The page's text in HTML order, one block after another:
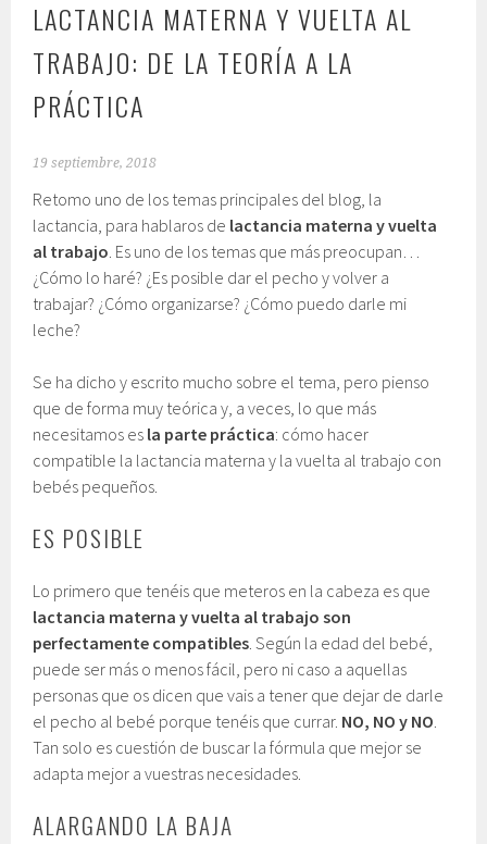
LACTANCIA MATERNA Y VUELTA AL
TRABAJO: DE LA TEORÍA A LA
PRÁCTICA
19 septiembre, 2018
Retomo uno de los temas principales del blog, la
lactancia, para hablaros de lactancia materna y vuelta
al trabajo. Es uno de los temas que más preocupan…
¿Cómo lo haré? ¿Es posible dar el pecho y volver a
trabajar? ¿Cómo organizarse? ¿Cómo puedo darle mi
leche?
Se ha dicho y escrito mucho sobre el tema, pero pienso
que de forma muy teórica y, a veces, lo que más
necesitamos es la parte práctica: cómo hacer
compatible la lactancia materna y la vuelta al trabajo con
bebés pequeños.
ES POSIBLE
Lo primero que tenéis que meteros en la cabeza es que
lactancia materna y vuelta al trabajo son
perfectamente compatibles. Según la edad del bebé,
puede ser más o menos fácil, pero ni caso a aquellas
personas que os dicen que vais a tener que dejar de darle
el pecho al bebé porque tenéis que currar. NO, NO y NO.
Tan solo es cuestión de buscar la fórmula que mejor se
adapta mejor a vuestras necesidades.
ALARGANDO LA BAJA